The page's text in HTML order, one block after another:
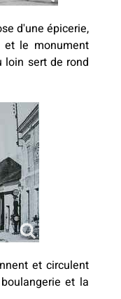
d'une épicerie,
et le monument
loin sert de rond
et circulent
et la